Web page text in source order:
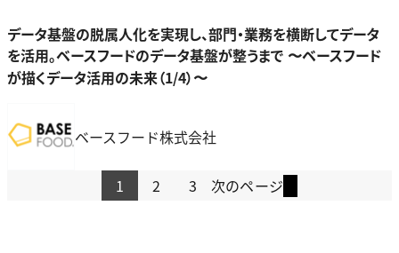
データ基盤の脱属人化を実現し、部門・業務を横断してデータ
を活用。ベースフードのデータ基盤が整うまで 〜ベースフード
が描くデータ活用の未来（1/4）〜
ベースフード株式会社
1 2 3 次のページ